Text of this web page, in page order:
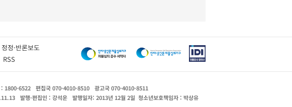
정정·반론보도
RSS
: 1800-6522 편집국 070-4010-8510
광고국 070-4010-8511
발행·편집인 : 강석운 발행일자: 2013년 12월 2일 청소년보호책임자 : 박상유